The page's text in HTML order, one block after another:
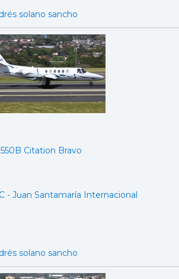
solano sancho
Citation Bravo
- Juan Santamaría Internacional
solano sancho